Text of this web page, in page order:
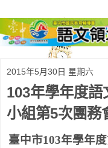
2015年5月30日 星期六
103年學年度
小組第5次團務
臺中市103年學年